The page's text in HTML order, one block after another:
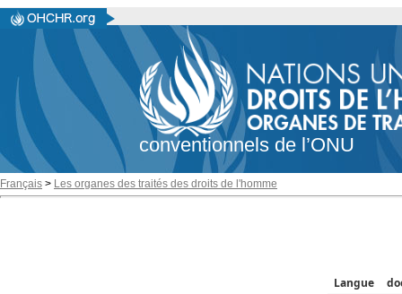
conventionnels de l’ONU
Français > Les organes des traités des droits de l'homme
Langue